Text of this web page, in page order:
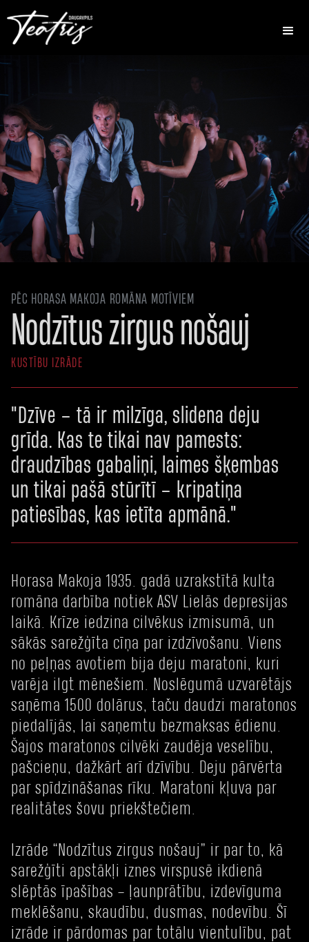
PĒC HORASA MAKOJA ROMĀNA MOTĪVIEM
Nodzītus zirgus nošauj
KUSTĪBU IZRĀDE
"Dzīve – tā ir milzīga, slidena deju
grīda. Kas te tikai nav pamests:
draudzības gabaliņi, laimes šķembas
un tikai pašā stūrītī – kripatiņa
patiesības, kas ietīta apmānā."
Horasa Makoja 1935. gadā uzrakstītā kulta
romāna darbība notiek ASV Lielās depresijas
laikā. Krīze iedzina cilvēkus izmisumā, un
sākās sarežģīta cīņa par izdzīvošanu. Viens
no peļņas avotiem bija deju maratoni, kuri
varēja ilgt mēnešiem. Noslēgumā uzvarētājs
saņēma 1500 dolārus, taču daudzi maratonos
piedalījās, lai saņemtu bezmaksas ēdienu.
Šajos maratonos cilvēki zaudēja veselību,
pašcieņu, dažkārt arī dzīvību. Deju pārvērta
par spīdzināšanas rīku. Maratoni kļuva par
realitātes šovu priekštečiem.
Izrāde “Nodzītus zirgus nošauj” ir par to, kā
sarežģīti apstākļi iznes virspusē ikdienā
slēptās īpašības – ļaunprātību, izdevīguma
meklēšanu, skaudību, dusmas, nodevību. Šī
izrāde ir pārdomas par totālu vientulību, pat